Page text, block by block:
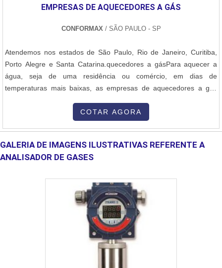
EMPRESAS DE AQUECEDORES A GÁS
CONFORMAX / SÃO PAULO - SP
Atendemos nos estados de São Paulo, Rio de Janeiro, Curitiba,
Porto Alegre e Santa Catarina.quecedores a gásPara aquecer a
água, seja de uma residência ou comércio, em dias de
temperaturas mais baixas, as empresas de aquecedores a gás
clientes. Os aquecedores de água vêm em estilos diferentes e
COTAR AGORA
GALERIA DE IMAGENS ILUSTRATIVAS REFERENTE A
ANALISADOR DE GASES